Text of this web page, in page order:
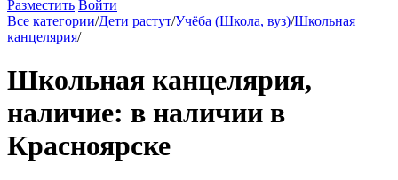
Разместить Войти
Все категории/Дети растут/Учёба (Школа, вуз)/Школьная
канцелярия/
Школьная канцелярия,
наличие: в наличии в
Красноярске